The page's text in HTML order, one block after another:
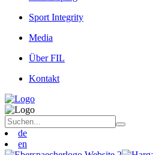
Sport Integrity
Media
Über FIL
Kontakt
de
en